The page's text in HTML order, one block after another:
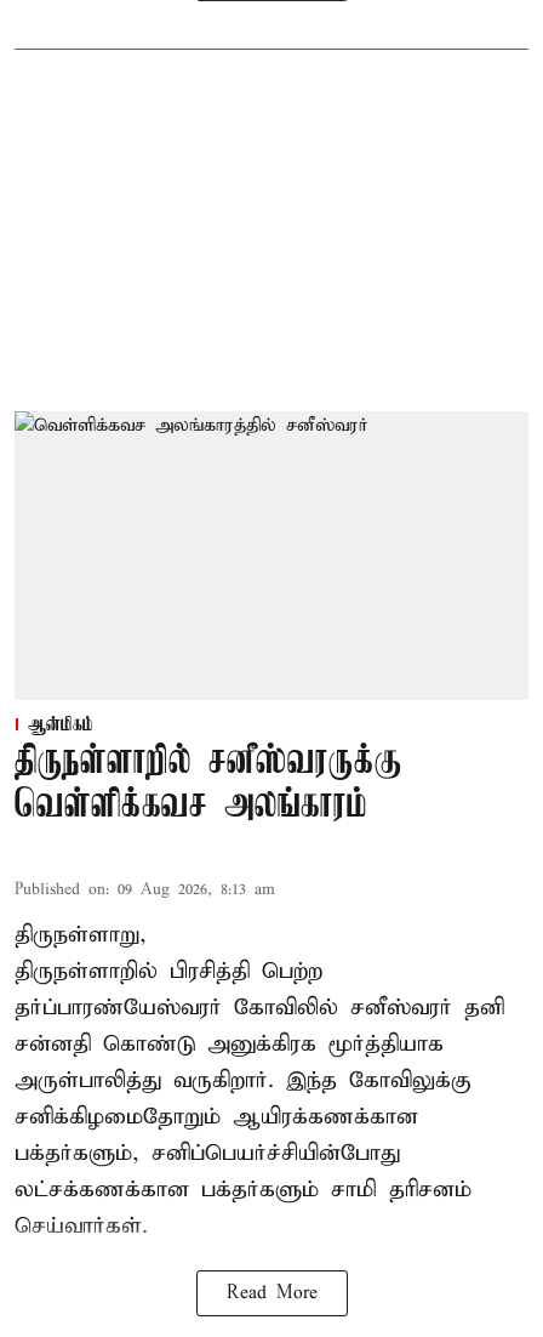
ஆன்மிகம்
திருநள்ளாறில் சனீஸ்வரருக்கு
வெள்ளிக்கவச அலங்காரம்
Published on: 09 Aug 2026, 8:13 am
திருநள்ளாறு,
திருநள்ளாறில் பிரசித்தி பெற்ற
தர்ப்பாரண்யேஸ்வரர் கோவிலில் சனீஸ்வரர் தனி
சன்னதி கொண்டு அனுக்கிரக மூர்த்தியாக
அருள்பாலித்து வருகிறார். இந்த கோவிலுக்கு
சனிக்கிழமைதோறும் ஆயிரக்கணக்கான
பக்தர்களும், சனிப்பெயர்ச்சியின்போது
லட்சக்கணக்கான பக்தர்களும் சாமி தரிசனம்
செய்வார்கள்.
Read More